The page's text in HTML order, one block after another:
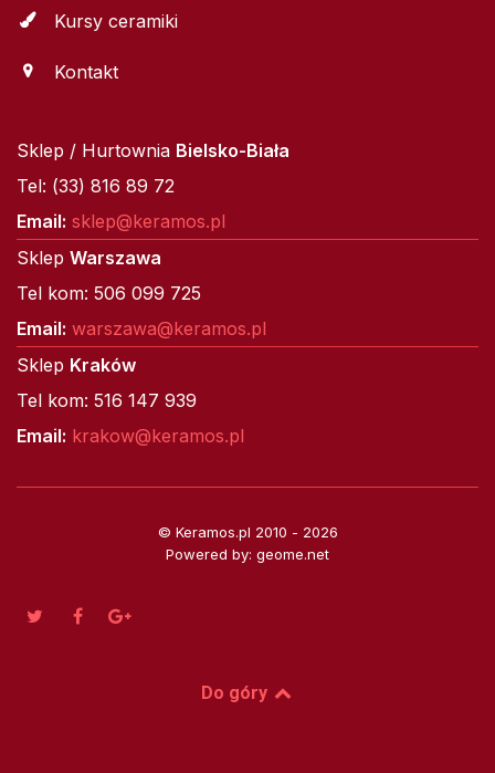
Kursy ceramiki
Kontakt
Sklep / Hurtownia Bielsko-Biała
Tel: (33) 816 89 72
Email: sklep@keramos.pl
Sklep Warszawa
Tel kom: 506 099 725
Email: warszawa@keramos.pl
Sklep Kraków
Tel kom: 516 147 939
Email: krakow@keramos.pl
© Keramos.pl 2010 - 2026
Powered by: geome.net
Do góry